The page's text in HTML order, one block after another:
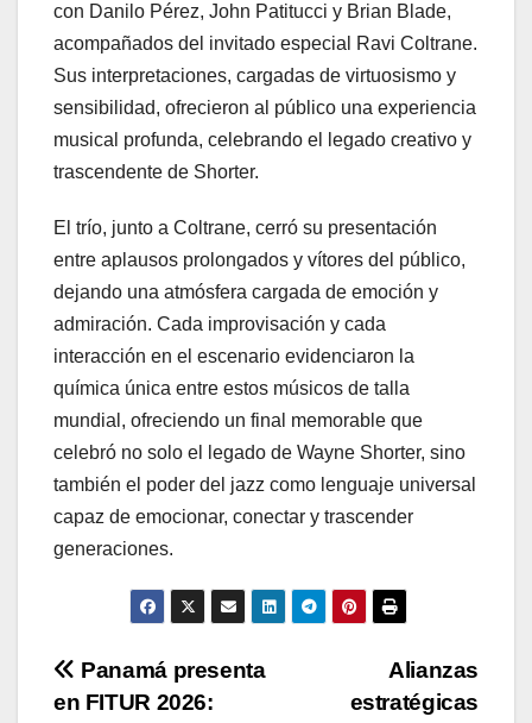
con Danilo Pérez, John Patitucci y Brian Blade,
acompañados del invitado especial Ravi Coltrane.
Sus interpretaciones, cargadas de virtuosismo y
sensibilidad, ofrecieron al público una experiencia
musical profunda, celebrando el legado creativo y
trascendente de Shorter.
El trío, junto a Coltrane, cerró su presentación
entre aplausos prolongados y vítores del público,
dejando una atmósfera cargada de emoción y
admiración. Cada improvisación y cada
interacción en el escenario evidenciaron la
química única entre estos músicos de talla
mundial, ofreciendo un final memorable que
celebró no solo el legado de Wayne Shorter, sino
también el poder del jazz como lenguaje universal
capaz de emocionar, conectar y trascender
generaciones.
Navegación
Alianzas
estratégicas
Panamá presenta
en FITUR 2026: